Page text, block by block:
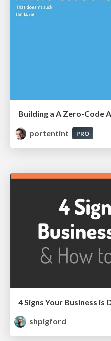
Building a A Zero-Code
portentint
PRO
4 Signs Your Business is
shpigford